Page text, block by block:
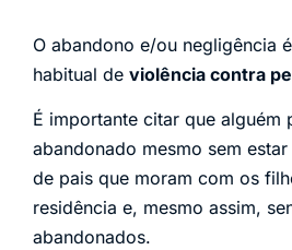
O abandono e/ou negligência
habitual de violência contra
É importante citar que alguém
abandonado mesmo sem
de pais que moram com os
residência e, mesmo assim,
abandonados.